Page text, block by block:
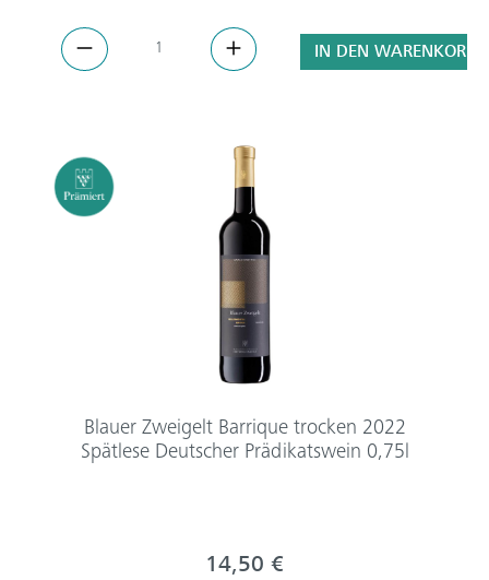
IN DEN WARENKORB
Blauer Zweigelt Barrique trocken 2022
Spätlese Deutscher Prädikatswein 0,75l
14,50 €